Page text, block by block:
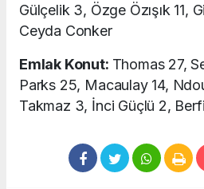
Gülçelik 3, Özge Özışık 11,
Ceyda Conker
Emlak Konut: Thomas 27,
Parks 25, Macaulay 14,
Takmaz 3, İnci Güçlü 2,